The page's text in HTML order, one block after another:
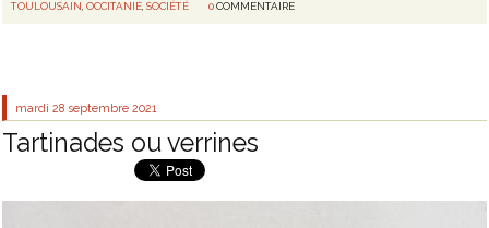
TOULOUSAIN ,OCCITANIE ,SOCIÉTÉ 0 COMMENTAIRE
mardi 28 septembre 2021
Tartinades ou verrines